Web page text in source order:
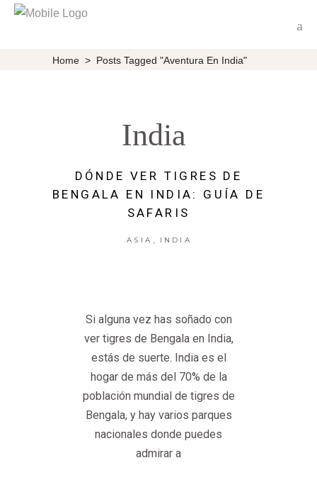
Home > Posts Tagged "aventura En India"
India
DÓNDE VER TIGRES DE
BENGALA EN INDIA: GUÍA DE
SAFARIS
ASIA , INDIA
Si alguna vez has soñado con
ver tigres de Bengala en India,
estás de suerte. India es el
hogar de más del 70% de la
población mundial de tigres de
Bengala, y hay varios parques
nacionales donde puedes
admirar a